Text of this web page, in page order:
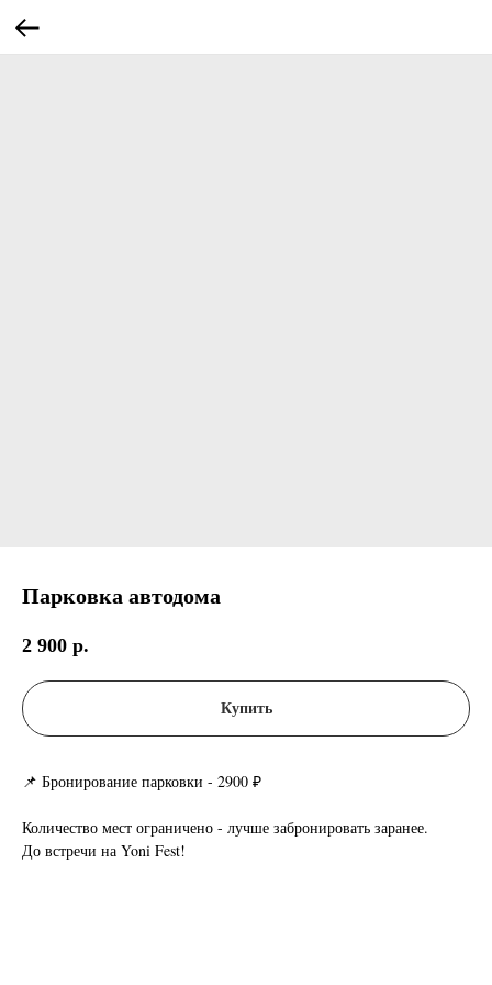
Парковка автодома
2 900 р.
Купить
📌 Бронирование парковки - 2900 ₽
Количество мест ограничено - лучше забронировать заранее.
До встречи на Yoni Fest!